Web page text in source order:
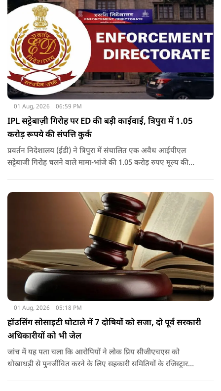
01 Aug, 2026 06:59 PM
IPL सट्टेबाज़ी गिरोह पर ED की बड़ी काईवाई, त्रिपुरा में 1.05
करोड़ रूपये की संपत्ति कुर्क
प्रवर्तन निदेशालय (ईडी) ने त्रिपुरा में संचालित एक अवैध आईपीएल
सट्टेबाजी गिरोह चलने वाले मामा-भांजे की 1.05 करोड़ रुपए मूल्य की
01 Aug, 2026 05:18 PM
हॉउसिंग सोसाइटी घोटाले में 7 दोषियों को सजा, दो पूर्व सरकारी
अधिकारीयों को भी जेल
जांच में यह पता चला कि आरोपियों ने लोक प्रिय सीजीएचएस को
धोखाधड़ी से पुनर्जीवित करने के लिए सहकारी समितियों के रजिस्ट्रार